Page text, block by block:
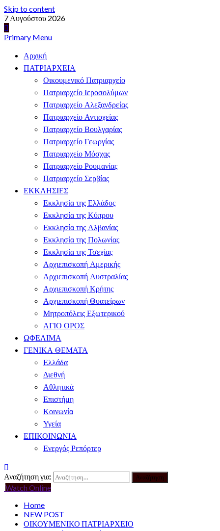
Skip to content
7 Αυγούστου 2026
Primary Menu
Αρχική
ΠΑΤΡΙΑΡΧΕΙΑ
Οικουμενικό Πατριαρχείο
Πατριαρχείο Ιεροσολύμων
Πατριαρχείο Αλεξανδρείας
Πατριαρχείο Αντιοχείας
Πατριαρχείο Βουλγαρίας
Πατριαρχείο Γεωργίας
Πατριαρχείο Μόσχας
Πατριαρχείο Ρουμανίας
Πατριαρχείο Σερβίας
ΕΚΚΛΗΣΙΕΣ
Εκκλησία της Ελλάδος
Εκκλησία της Κύπρου
Εκκλησία της Αλβανίας
Εκκλησία της Πολωνίας
Εκκλησία της Τσεχίας
Αρχιεπισκοπή Αμερικής
Αρχιεπισκοπή Αυστραλίας
Αρχιεπισκοπή Κρήτης
Αρχιεπισκοπή Θυατείρων
Μητροπόλεις Εξωτερικού
ΑΓΙΟ ΟΡΟΣ
ΩΦΕΛΙΜΑ
ΓΕΝΙΚΑ ΘΕΜΑΤΑ
Ελλάδα
Διεθνή
Αθλητικά
Επιστήμη
Κοινωνία
Υγεία
ΕΠΙΚΟΙΝΩΝΙΑ
Ενεργός Ρεπόρτερ
Αναζήτηση για:
Watch Online
Home
NEW POST
ΟΙΚΟΥΜΕΝΙΚΟ ΠΑΤΡΙΑΡΧΕΙΟ